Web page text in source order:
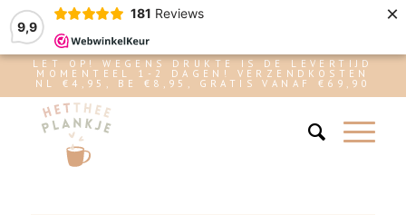
9,9
181 Reviews ×
LET OP! WEGENS DRUKTE IS DE LEVERTIJD
MOMENTEEL 1-2 DAGEN! VERZENDKOSTEN
NL €4,95, BE €8,95, GRATIS VANAF €69,90